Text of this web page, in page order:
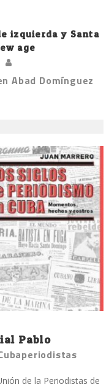
izquierda y Santa
age
Abad Domínguez
Pablo
de la Periodistas de